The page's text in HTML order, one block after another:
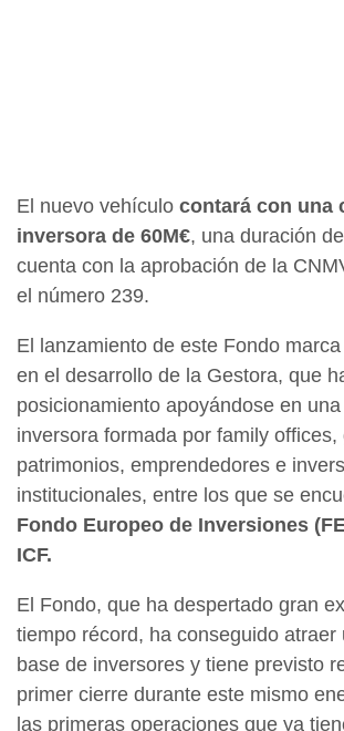
El nuevo vehículo contará con una
inversora de 60M€, una duración
cuenta con la aprobación de la
el número 239.
El lanzamiento de este Fondo
en el desarrollo de la Gestora, que
posicionamiento apoyándose en
inversora formada por family offices,
patrimonios, emprendedores e
institucionales, entre los que se
Fondo Europeo de Inversiones
ICF.
El Fondo, que ha despertado gran
tiempo récord, ha conseguido atraer
base de inversores y tiene previsto
primer cierre durante este mismo
las primeras operaciones que ya